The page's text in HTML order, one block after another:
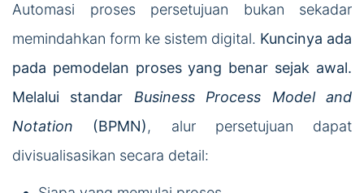
Automasi proses persetujuan bukan sekadar
memindahkan form ke sistem digital. Kuncinya ada
pada pemodelan proses yang benar sejak awal.
Melalui standar Business Process Model and
Notation (BPMN), alur persetujuan dapat
divisualisasikan secara detail: